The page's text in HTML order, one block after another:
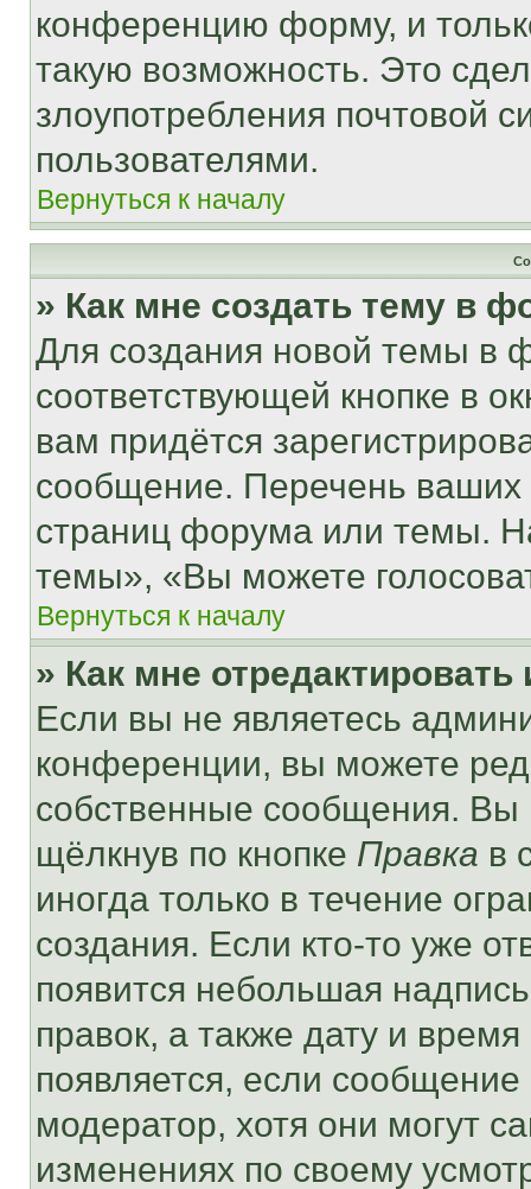
конференцию форму, и
такую возможность. Это
злоупотребления почтовой
пользователями.
Вернуться к началу
» Как мне создать тему в
Для создания новой темы в
соответствующей кнопке в
вам придётся
сообщение. Перечень ваших
страниц форума или темы.
темы», «Вы можете
Вернуться к началу
» Как мне
Если вы не являетесь
конференции, вы можете
собственные сообщения. Вы
щёлкнув по кнопке Правка в
иногда только в течение
создания. Если кто-то уже
появится небольшая
правок, а также дату и
появляется, если
модератор, хотя они могут
изменениях по своему